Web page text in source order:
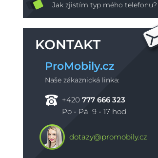
Jak zjistím typ mého telefonu?
KONTAKT
ProMobily.cz
Naše zákaznická linka:
+420 777 666 323
Po - Pá 9 - 17 hod
dotazy@promobily.cz